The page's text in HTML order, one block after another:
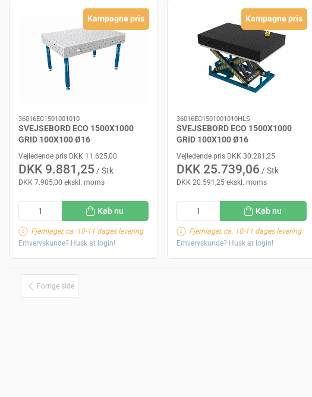
Kampagne pris
36016EC1501001010
SVEJSEBORD ECO 1500X1000
GRID 100X100 Ø16
Vejledende pris DKK 11.625,00
DKK 9.881,25 / Stk
DKK 7.905,00 ekskl. moms
Køb nu
Fjernlager, ca. 10-11 dages levering
Erhvervskunde? Husk at login!
Kampagne pris
36016EC1501001010HLS
SVEJSEBORD ECO 1500X1000
GRID 100X100 Ø16
Vejledende pris DKK 30.281,25
DKK 25.739,06 / Stk
DKK 20.591,25 ekskl. moms
Køb nu
Fjernlager, ca. 10-11 dages levering
Erhvervskunde? Husk at login!
Forrige side